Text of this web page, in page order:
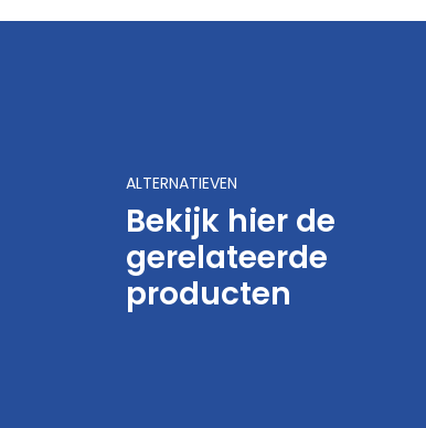
ALTERNATIEVEN
Bekijk hier de
gerelateerde
producten
Iris Comfort Led
Arkema Pisolo